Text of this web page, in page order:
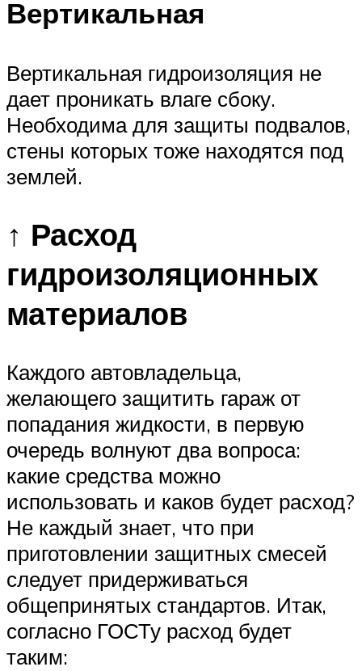
Вертикальная
Вертикальная гидроизоляция не
дает проникать влаге сбоку.
Необходима для защиты подвалов,
стены которых тоже находятся под
землей.
↑ Расход
гидроизоляционных
материалов
Каждого автовладельца,
желающего защитить гараж от
попадания жидкости, в первую
очередь волнуют два вопроса:
какие средства можно
использовать и каков будет расход?
Не каждый знает, что при
приготовлении защитных смесей
следует придерживаться
общепринятых стандартов. Итак,
согласно ГОСТу расход будет
таким: